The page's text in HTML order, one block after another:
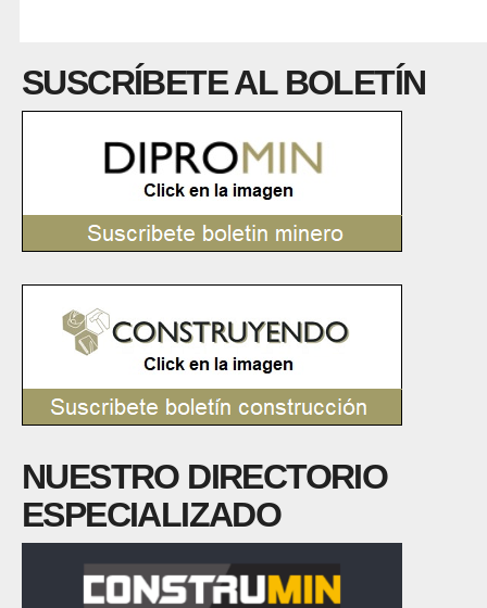
SUSCRÍBETE AL BOLETÍN
NUESTRO DIRECTORIO
ESPECIALIZADO